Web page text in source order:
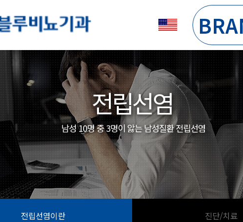
전립선염
남성 10명 중 3명이 앓는 남성질환 전립선염
전립선염이란 진단/치료